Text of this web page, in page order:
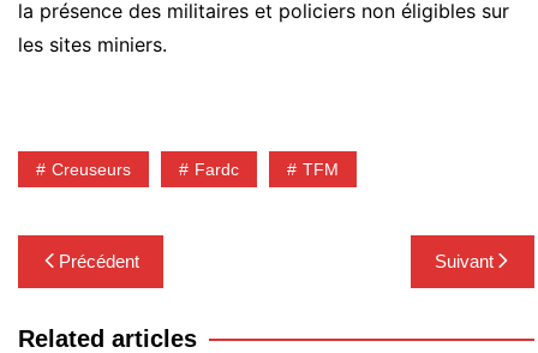
la présence des militaires et policiers non éligibles sur
les sites miniers.
Creuseurs Fardc TFM
Navigation
de
l’article
Précédent Suivant
Related articles